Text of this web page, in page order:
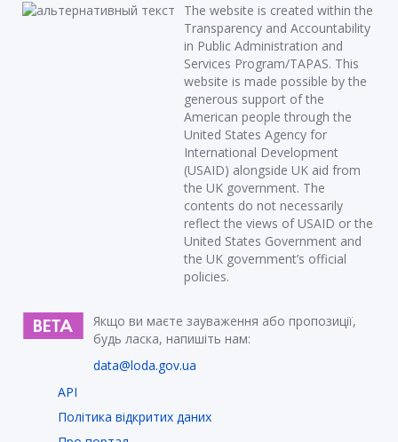
The website is created within the
Transparency and Accountability
in Public Administration and
Services Program/TAPAS. This
website is made possible by the
generous support of the
American people through the
United States Agency for
International Development
(USAID) alongside UK aid from
the UK government. The
contents do not necessarily
reflect the views of USAID or the
United States Government and
the UK government’s official
policies.
Якщо ви маєте зауваження або пропозиції,
будь ласка, напишіть нам:
data@loda.gov.ua
API
Політика відкритих даних